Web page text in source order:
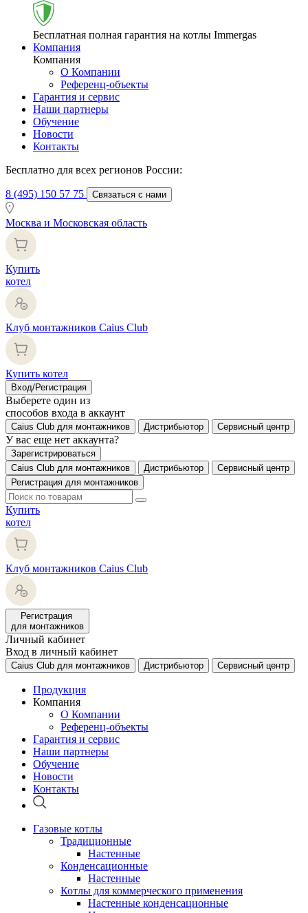
Бесплатная полная гарантия на котлы Immergas
Компания
Компания
О Компании
Референц-объекты
Гарантия и сервис
Наши партнеры
Обучение
Новости
Контакты
Бесплатно для всех регионов России:
8 (495) 150 57 75 Связаться с нами
Москва и Московская область
Купить
котел
Клуб монтажников Caius Club
Купить котел
Вход/Регистрация
Выберете один из
способов входа в аккаунт
Caius Club для монтажников Дистрибьютор Сервисный центр
У вас еще нет аккаунта?
Зарегистрироваться
Caius Club для монтажников
Дистрибьютор
Сервисный центр
Регистрация для монтажников
Купить
котел
Клуб монтажников Caius Club
Регистрация
для монтажников
Личный кабинет
Вход в личный кабинет
Caius Club для монтажников Дистрибьютор Сервисный центр
Продукция
Компания
О Компании
Референц-объекты
Гарантия и сервис
Наши партнеры
Обучение
Новости
Контакты
Газовые котлы
Традиционные
Настенные
Конденсационные
Настенные
Котлы для коммерческого применения
Настенные конденсационные